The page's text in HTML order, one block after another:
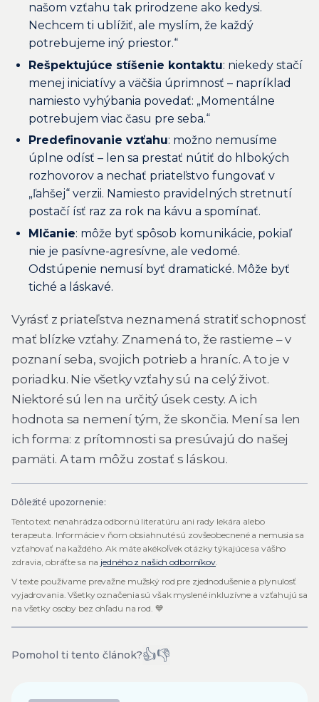
našom vzťahu tak prirodzene ako kedysi.
Nechcem ti ublížiť, ale myslím, že každý
potrebujeme iný priestor.“
Rešpektujúce stíšenie kontaktu: niekedy stačí
menej iniciatívy a väčšia úprimnosť – napríklad
namiesto vyhýbania povedať: „Momentálne
potrebujem viac času pre seba.“
Predefinovanie vzťahu: možno nemusíme
úplne odísť – len sa prestať nútiť do hlbokých
rozhovorov a nechať priateľstvo fungovať v
„ľahšej“ verzii. Namiesto pravidelných stretnutí
postačí ísť raz za rok na kávu a spomínať.
Mlčanie: môže byť spôsob komunikácie, pokiaľ
nie je pasívne-agresívne, ale vedomé.
Odstúpenie nemusí byť dramatické. Môže byť
tiché a láskavé.
Vyrásť z priateľstva neznamená stratiť schopnosť
mať blízke vzťahy. Znamená to, že rastieme – v
poznaní seba, svojich potrieb a hraníc. A to je v
poriadku. Nie všetky vzťahy sú na celý život.
Niektoré sú len na určitý úsek cesty. A ich
hodnota sa nemení tým, že skončia. Mení sa len
ich forma: z prítomnosti sa presúvajú do našej
pamäti. A tam môžu zostať s láskou.
Dôležité upozornenie:
Tento text nenahrádza odbornú literatúru ani rady lekára alebo
terapeuta. Informácie v ňom obsiahnuté sú zovšeobecnené a nemusia sa
vzťahovať na každého. Ak máte akékoľvek otázky týkajúce sa vášho
zdravia, obráťte sa na jedného z našich odborníkov
V texte používame prevažne mužský rod pre zjednodušenie a plynulosť
vyjadrovania. Všetky označenia sú však myslené inkluzívne a vzťahujú sa
na všetky osoby bez ohľadu na rod. 💙
Pomohol ti tento článok?👍👎